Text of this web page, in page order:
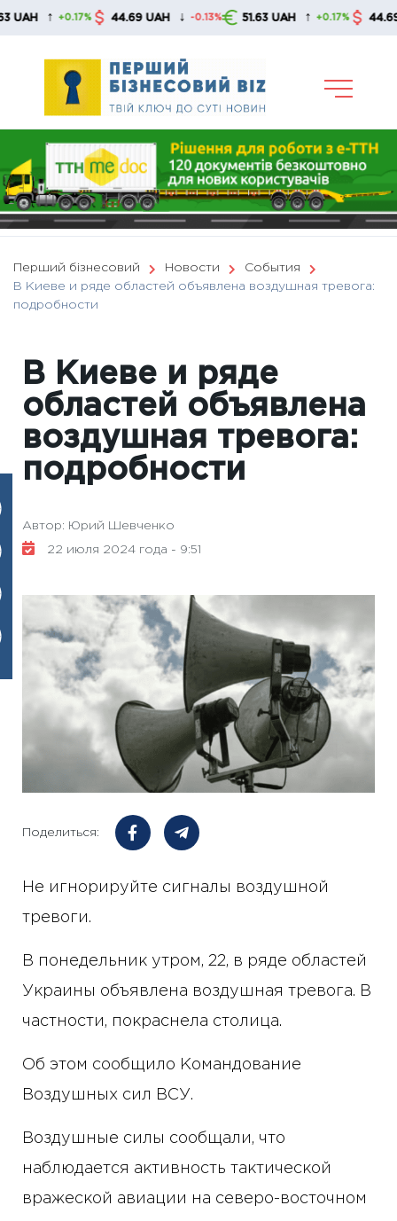
Skip
↑ +0.17% 44.69 UAH ↓ -0.13% 51.63 UAH ↑ +0.17% 44.69 UAH
Перший бізнесовий Новости
События
В Киеве и ряде областей объявлена ​​воздушная тревога:
подробности
В Киеве и ряде
областей объявлена
​​воздушная тревога:
подробности
Автор: Юрий Шевченко
22 июля 2024 года - 9:51
Поделиться:
Не игнорируйте сигналы воздушной
тревоги.
В понедельник утром, 22, в ряде областей
Украины объявлена воздушная тревога. В
частности, покраснела столица.
Об этом сообщило Командование
Воздушных сил ВСУ.
Воздушные силы сообщали, что
наблюдается активность тактической
вражеской авиации на северо-восточном